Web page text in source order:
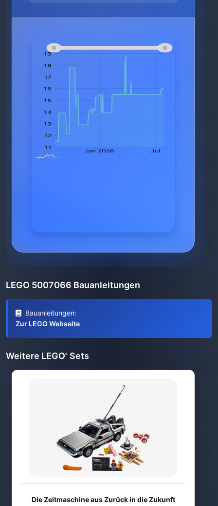
LEGO 5007066 Bauanleitungen
Bauanleitungen:
Zur LEGO Webseite
Weitere LEGO® Sets
Die Zeitmaschine aus Zurück in die Zukunft